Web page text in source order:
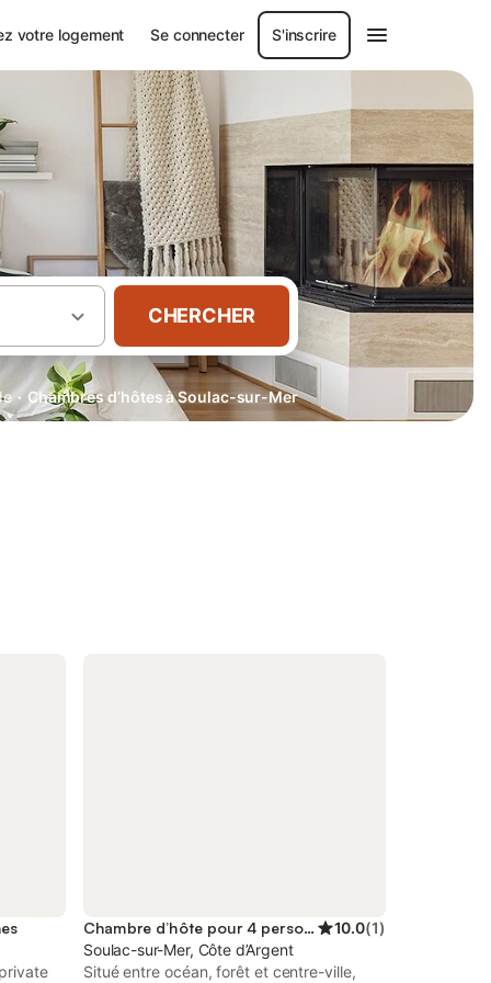
votre logement Se connecter S'inscrire
CHERCHER
· Chambres d’hôtes à Soulac-sur-Mer
Chambre d’hôte pour 4 personnes 10.0(1)
Soulac-sur-Mer, Côte d’Argent
Situé entre océan, forêt et centre-ville,